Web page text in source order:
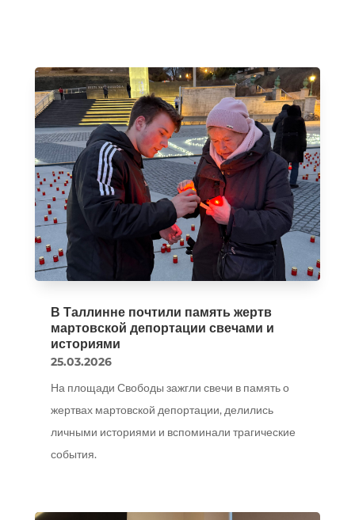
В Таллинне почтили память жертв
мартовской депортации свечами и
историями
25.03.2026
На площади Свободы зажгли свечи в память о
жертвах мартовской депортации, делились
личными историями и вспоминали трагические
события.